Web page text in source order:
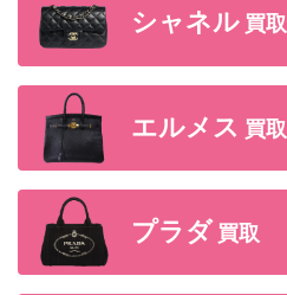
シャネル 買取
エルメス 買取
プラダ 買取